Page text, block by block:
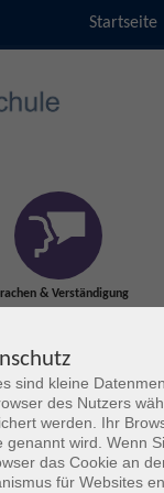
Startseite
& Verständigung
sind kleine
des Nutzers
werden. Ihr
genannt wird. Wenn
das Cookie an
für Websites